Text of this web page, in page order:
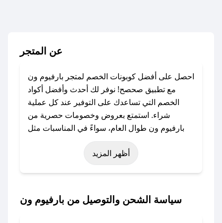
عن المتجر
احصل على أفضل كوبونات الخصم لمتجر بارفيوم ون
مع تطبيق صحصح! نوفر لك أحدث وأفضل أكواد
الخصم التي تساعدك على التوفير عند كل عملية
شراء. استمتع بعروض وخصومات حصرية من
بارفيوم ون طوال العام، سواءً في المناسبات مثل
عيد الفطر، عيد الأضحى، الجمعة البيضاء (شهر
نوفمبر)، رمضان، اليوم الوطني، يوم التأسيس، أو
حتى عروض خاصة أخرى.
باستخدام تطبيق صحصح، يمكنك العثور بسهولة على
أظهر المزيد
سياسة الشحن والتوصيل من بارفيوم ون